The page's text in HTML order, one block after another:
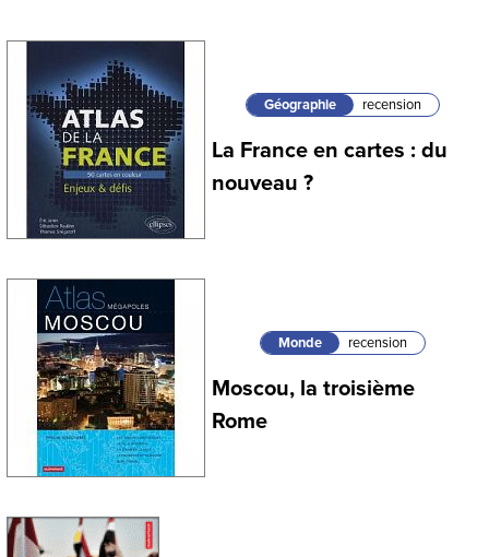
Géographie recension
La France en cartes : du
nouveau ?
Monde recension
Moscou, la troisième
Rome